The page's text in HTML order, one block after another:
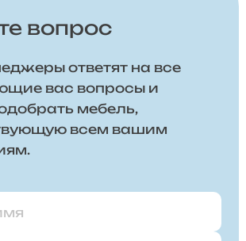
вопрос
ответят на все
вас вопросы и
мебель,
всем вашим